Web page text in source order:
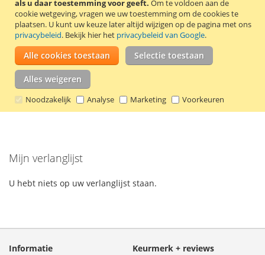
als u daar toestemming voor geeft. Om te voldoen aan de
cookie wetgeving, vragen we uw toestemming om de cookies te
plaatsen. U kunt uw keuze later altijd wijzigen op de pagina met ons
privacybeleid. Bekijk hier het privacybeleid van Google.
Alle cookies toestaan Selectie toestaan
Alles weigeren
Noodzakelijk Analyse Marketing Voorkeuren
TOE
VERLANGLIJST
OM
VERGELIJKEN
Dit zachte insteekhoesje heeft een mat
uiterlijk en beschermt uw telefoon op een
stijlvolle manier. Dit insteekhoesje heeft de
binnenafmetingen 138 x 72 x 10 mm en is
Galaxy S3.
Mijn verlanglijst
U hebt niets op uw verlanglijst staan.
Informatie Keurmerk + reviews